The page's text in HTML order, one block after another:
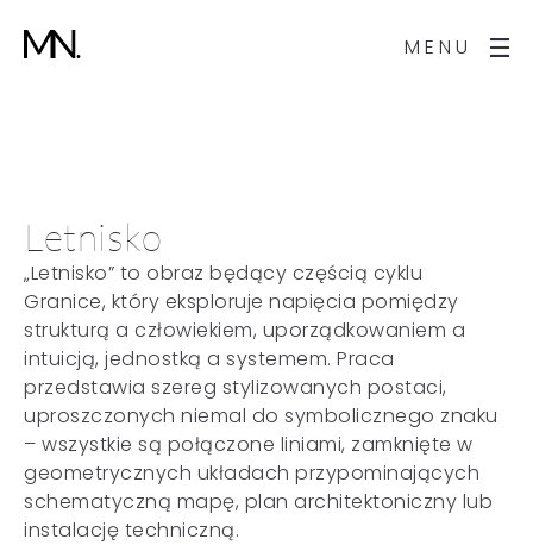
MENU
Letnisko
„Letnisko” to obraz będący częścią cyklu
Granice, który eksploruje napięcia pomiędzy
strukturą a człowiekiem, uporządkowaniem a
intuicją, jednostką a systemem. Praca
przedstawia szereg stylizowanych postaci,
uproszczonych niemal do symbolicznego znaku
– wszystkie są połączone liniami, zamknięte w
geometrycznych układach przypominających
schematyczną mapę, plan architektoniczny lub
instalację techniczną.